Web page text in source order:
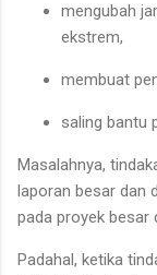
mengubah
ekstrem,
membuat
saling bantu
Masalahnya,
laporan besar dan
pada proyek besar
Padahal, ketika